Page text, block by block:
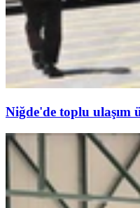
Niğde'de toplu ulaşım